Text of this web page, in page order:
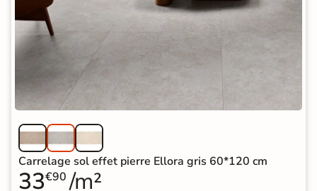
Carrelage sol effet pierre Ellora gris 60*120 cm
33€90 /m²